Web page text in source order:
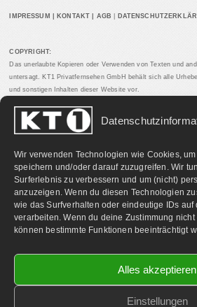
Wir verwenden Technologien wie Cookies,
speichern und/oder darauf zuzugreifen. Wir
Surferlebnis zu verbessern und um (nicht)
anzuzeigen. Wenn du diesen Technologien
wie das Surfverhalten oder eindeutige IDs auf
verarbeiten. Wenn du deine Zustimmung
können bestimmte Funktionen beeinträchtigt
Alles akzeptieren
Einstellungen
IMPRESSUM KONTAKT AGB
COPYRIGHT:
Das unerlaubte Kopieren oder Verwenden von Texten und
untersagt. KT1 Privatfernsehen GmbH behält sich alle
und sonstigen Inhalten dieser Website vor.
PARTNERLINKS: